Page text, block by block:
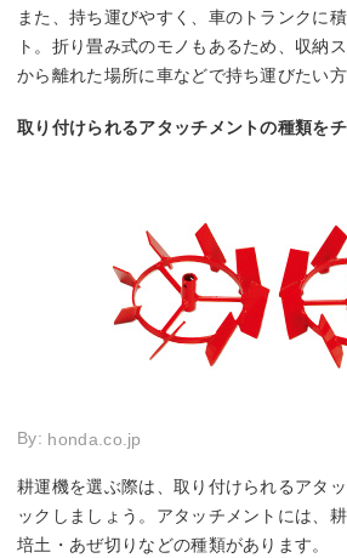
また、持ち運びやすく、車のトランクに
ト。折り畳み式のモノもあるため、収納
から離れた場所に車などで持ち運びたい
取り付けられるアタッチメントの種類を
By: honda.co.jp
耕運機を選ぶ際は、取り付けられるアタ
ックしましょう。アタッチメントには、
培土・あぜ切りなどの種類があります。